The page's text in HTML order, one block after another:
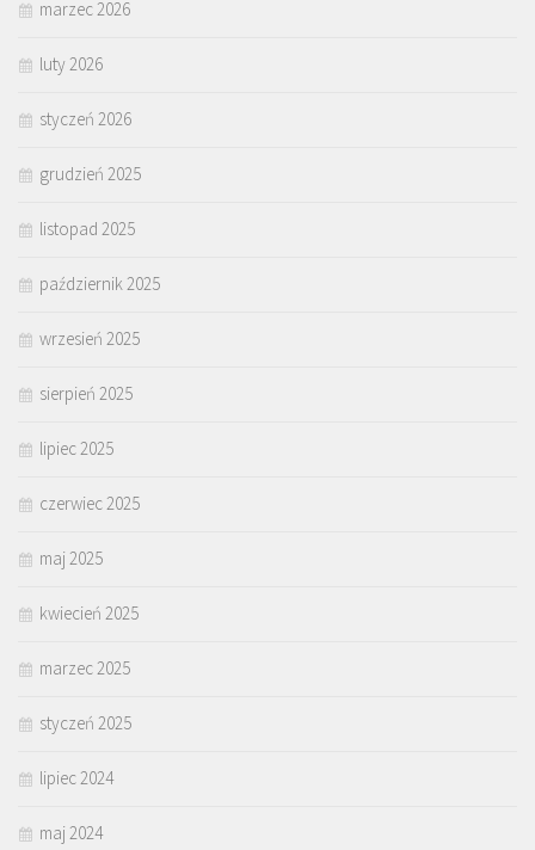
marzec 2026
luty 2026
styczeń 2026
grudzień 2025
listopad 2025
październik 2025
wrzesień 2025
sierpień 2025
lipiec 2025
czerwiec 2025
maj 2025
kwiecień 2025
marzec 2025
styczeń 2025
lipiec 2024
maj 2024